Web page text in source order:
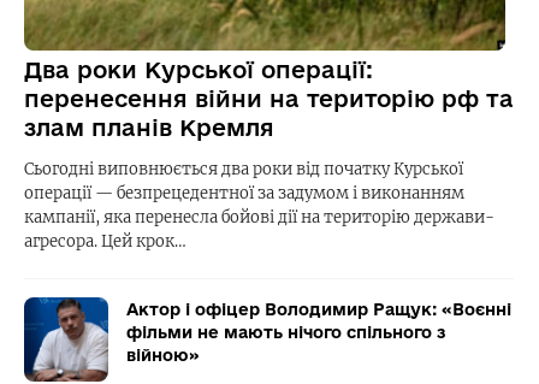
Два роки Курської операції:
перенесення війни на територію рф та
злам планів Кремля
Сьогодні виповнюється два роки від початку Курської
операції — безпрецедентної за задумом і виконанням
кампанії, яка перенесла бойові дії на територію держави-
агресора. Цей крок…
Актор і офіцер Володимир Ращук: «Воєнні
фільми не мають нічого спільного з
війною»